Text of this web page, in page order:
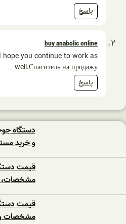
پاسخ
buy anabolic online
you continue to work as
well.Спаситель на продажу
پاسخ
دستگاه
و خرید
مشخصات،
مشخصات